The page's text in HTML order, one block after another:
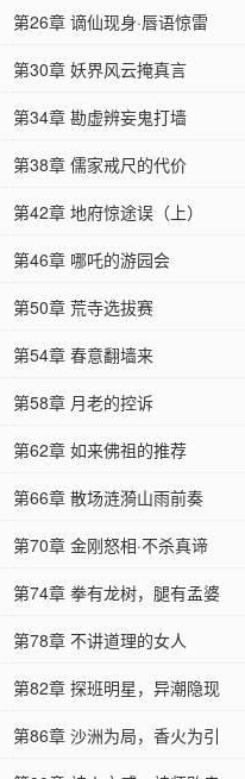
第26章 谪仙现身·唇语惊雷
第30章 妖界风云掩真言
第34章 勘虚辨妄鬼打墙
第38章 儒家戒尺的代价
第42章 地府惊途误（上）
第46章 哪吒的游园会
第50章 荒寺选拔赛
第54章 春意翻墙来
第58章 月老的控诉
第62章 如来佛祖的推荐
第66章 散场涟漪山雨前奏
第70章 金刚怒相·不杀真谛
第74章 拳有龙树，腿有孟婆
第78章 不讲道理的女人
第82章 探班明星，异潮隐现
第86章 沙洲为局，香火为引